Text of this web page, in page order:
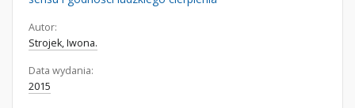
Autor:
Strojek, Iwona.
Data wydania:
2015